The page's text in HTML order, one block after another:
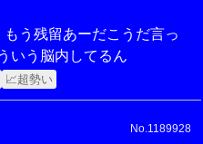
う残留あーだこうだ言っ
いう脳内してるん
📈超勢い
No.1189928